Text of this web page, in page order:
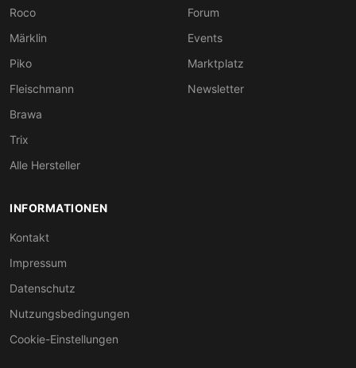
Roco
Märklin
Piko
Fleischmann
Brawa
Trix
Alle Hersteller
Forum
Events
Marktplatz
Newsletter
INFORMATIONEN
Kontakt
Impressum
Datenschutz
Nutzungsbedingungen
Cookie-Einstellungen